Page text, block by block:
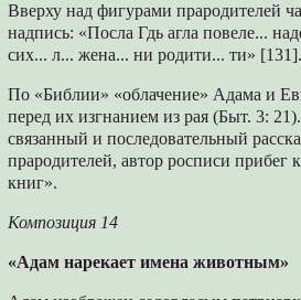
Вверху над фигурами прародителей
надпись: «Посла Гдь агла повеле...
сих... л... жена... ни родити... ти» [131].
По «Библии» «облачение» Адама и
перед их изгнанием из рая (Быт. 3:
связанный и последовательный
прародителей, автор росписи
книг».
Композиция 14
«Адам нарекает имена животным»